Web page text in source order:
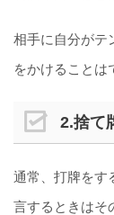
相手に自分がテ
をかけることは
2.捨て
通常、打牌をす
言するときはそ